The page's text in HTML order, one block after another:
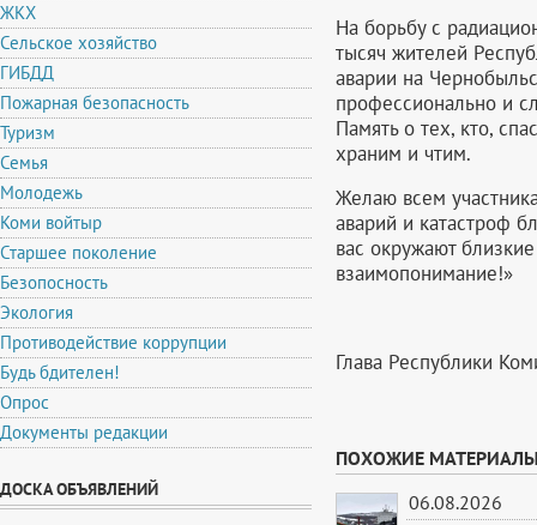
ЖКХ
Сельское хозяйство
ГИБДД
Пожарная безопасность
Туризм
Семья
Молодежь
Коми войтыр
Старшее поколение
Безопосность
Экология
Противодействие коррупции
Будь бдителен!
Опрос
Документы редакции
ДОСКА ОБЪЯВЛЕНИЙ
На борьбу с
тысяч жителей
аварии на
профессионально и
Память о тех, кто,
храним и чтим.
Желаю всем
аварий и катастроф
вас окружают
взаимопонимание!»
Глава Республики
ПОХОЖИЕ
06.08.2026